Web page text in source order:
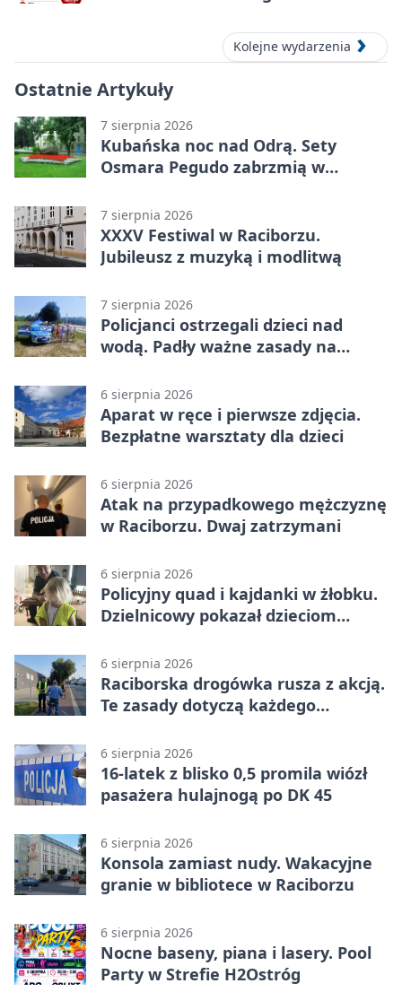
Kolejne wydarzenia
Ostatnie Artykuły
7 sierpnia 2026
Kubańska noc nad Odrą. Sety
Osmara Pegudo zabrzmią w
7 sierpnia 2026
XXXV Festiwal w Raciborzu.
Jubileusz z muzyką i modlitwą
7 sierpnia 2026
Policjanci ostrzegali dzieci nad
wodą. Padły ważne zasady na
6 sierpnia 2026
Aparat w ręce i pierwsze zdjęcia.
Bezpłatne warsztaty dla dzieci
6 sierpnia 2026
Atak na przypadkowego mężczyznę
w Raciborzu. Dwaj zatrzymani
6 sierpnia 2026
Policyjny quad i kajdanki w żłobku.
Dzielnicowy pokazał dzieciom
6 sierpnia 2026
Raciborska drogówka rusza z akcją.
Te zasady dotyczą każdego
6 sierpnia 2026
16-latek z blisko 0,5 promila wiózł
pasażera hulajnogą po DK 45
6 sierpnia 2026
Konsola zamiast nudy. Wakacyjne
granie w bibliotece w Raciborzu
6 sierpnia 2026
Nocne baseny, piana i lasery. Pool
Party w Strefie H2Ostróg